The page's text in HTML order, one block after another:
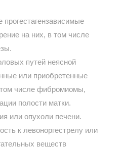
прогестагензависимые
на них, в том числе
путей неясной
или приобретенные
числе фибромиомы,
полости матки.
или опухоли печени.
к левоноргестрелу или
веществ